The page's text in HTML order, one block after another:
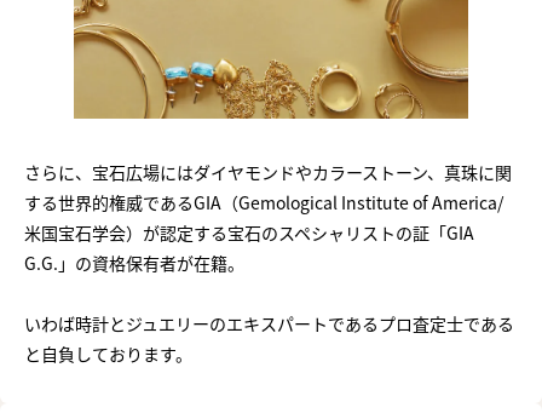
さらに、宝石広場にはダイヤモンドやカラーストーン、真珠に関
する世界的権威であるGIA（Gemological Institute of America/
米国宝石学会）が認定する宝石のスペシャリストの証「GIA
G.G.」の資格保有者が在籍。
いわば時計とジュエリーのエキスパートであるプロ査定士である
と自負しております。